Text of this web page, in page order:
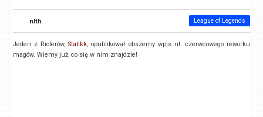
nlth League of Legends
Jeden z Rioterów,Statikk, opublikował obszerny wpis nt. czerwcowego reworku
magów. Wiemy już, co się w nim znajdzie!